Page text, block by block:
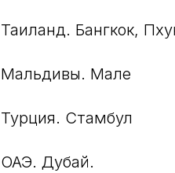
Таиланд. Бангкок,
Мальдивы. Мале
Турция. Стамбул
ОАЭ. Дубай.